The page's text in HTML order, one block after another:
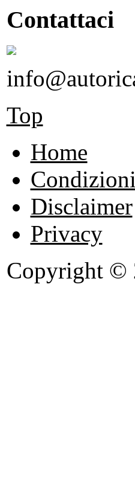
Contattaci
Top
Home
Disclaimer
Privacy
Copyright ©